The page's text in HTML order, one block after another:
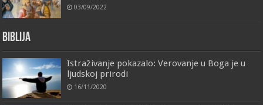
03/09/2022
Biblija
Istraživanje pokazalo: Verovanje u Boga je u
ljudskoj prirodi
16/11/2020